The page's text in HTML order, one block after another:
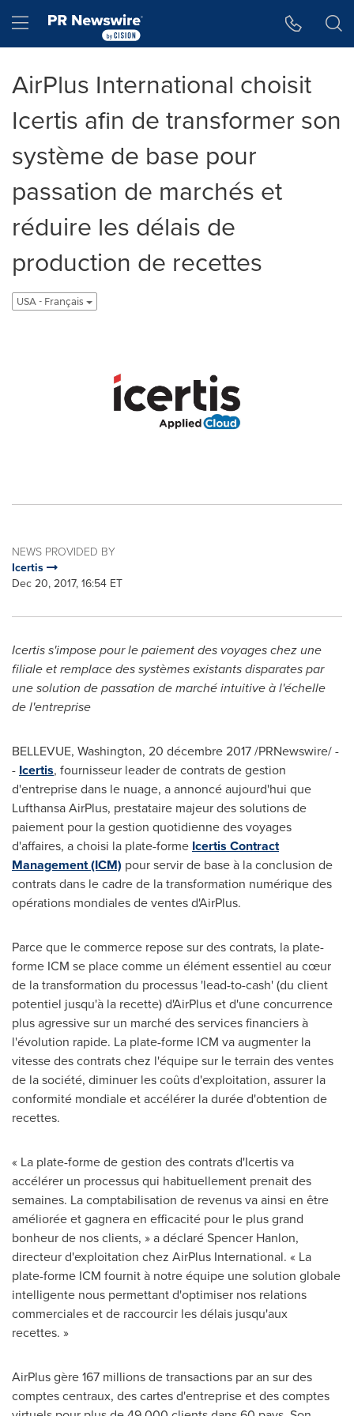
Hamburger menu
AirPlus International choisit
Icertis afin de transformer son
système de base pour
passation de marchés et
réduire les délais de
production de recettes
USA - Français
NEWS PROVIDED BY
Icertis
Dec 20, 2017, 16:54 ET
Icertis s'impose pour le paiement des voyages chez une
filiale et remplace des systèmes existants disparates par
une solution de passation de marché intuitive à l'échelle
de l'entreprise
BELLEVUE, Washington, 20 décembre 2017 /PRNewswire/ -
- Icertis, fournisseur leader de contrats de gestion
d'entreprise dans le nuage, a annoncé aujourd'hui que
Lufthansa AirPlus, prestataire majeur des solutions de
paiement pour la gestion quotidienne des voyages
d'affaires, a choisi la plate-forme Icertis Contract
Management (ICM) pour servir de base à la conclusion de
contrats dans le cadre de la transformation numérique des
opérations mondiales de ventes d'AirPlus.
Parce que le commerce repose sur des contrats, la plate-
forme ICM se place comme un élément essentiel au cœur
de la transformation du processus 'lead-to-cash' (du client
potentiel jusqu'à la recette) d'AirPlus et d'une concurrence
plus agressive sur un marché des services financiers à
l'évolution rapide. La plate-forme ICM va augmenter la
vitesse des contrats chez l'équipe sur le terrain des ventes
de la société, diminuer les coûts d'exploitation, assurer la
conformité mondiale et accélérer la durée d'obtention de
recettes.
« La plate-forme de gestion des contrats d'Icertis va
accélérer un processus qui habituellement prenait des
semaines. La comptabilisation de revenus va ainsi en être
améliorée et gagnera en efficacité pour le plus grand
bonheur de nos clients, » a déclaréSpencer Hanlon,
directeur d'exploitation chez AirPlus International. « La
plate-forme ICM fournit à notre équipe une solution globale
intelligente nous permettant d'optimiser nos relations
commerciales et de raccourcir les délais jusqu'aux
recettes. »
AirPlus gère 167 millions de transactions par an sur des
comptes centraux, des cartes d'entreprise et des comptes